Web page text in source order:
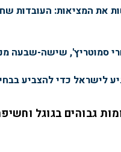
את המציאות: העובדות
סמוטריץ', שישה-שבעה
לישראל כדי להצביע
גבוהים בגוגל